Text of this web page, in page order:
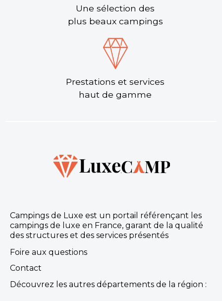
Pornichet, Loire-Atlantique , Pays de la Loire
★ 4.6/5 (446 avis)
Aucune information tarifaire disponible
Camping La Chênaie
Aucune information tarifaire disponible
Une sélection des
plus beaux campings
Prestations et services
haut de gamme
Campings de Luxe est un portail référençant les
campings de luxe en France, garant de la qualité
des structures et des services présentés
Foire aux questions
Contact
Découvrez les autres départements de la région :